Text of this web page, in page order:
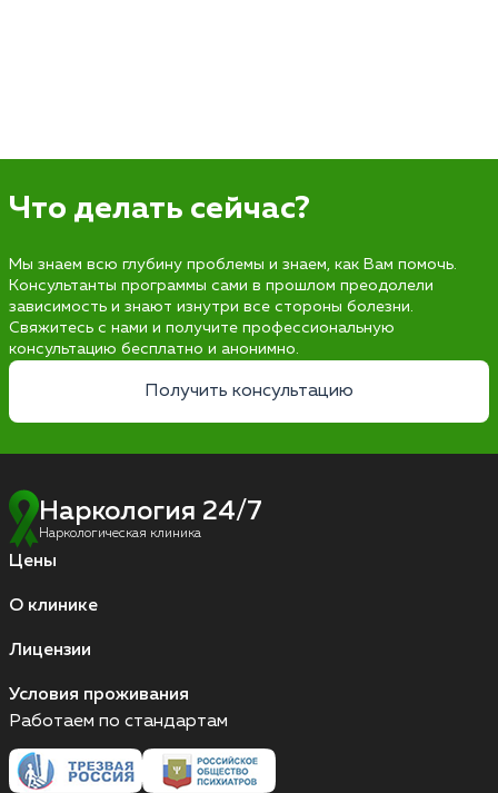
Что делать сейчас?
Мы знаем всю глубину проблемы и знаем, как Вам помочь.
Консультанты программы сами в прошлом преодолели
зависимость и знают изнутри все стороны болезни.
Свяжитесь с нами и получите профессиональную
консультацию бесплатно и анонимно.
Получить консультацию
Наркология 24/7
Наркологическая клиника
Цены
О клинике
Лицензии
Условия проживания
Работаем по стандартам